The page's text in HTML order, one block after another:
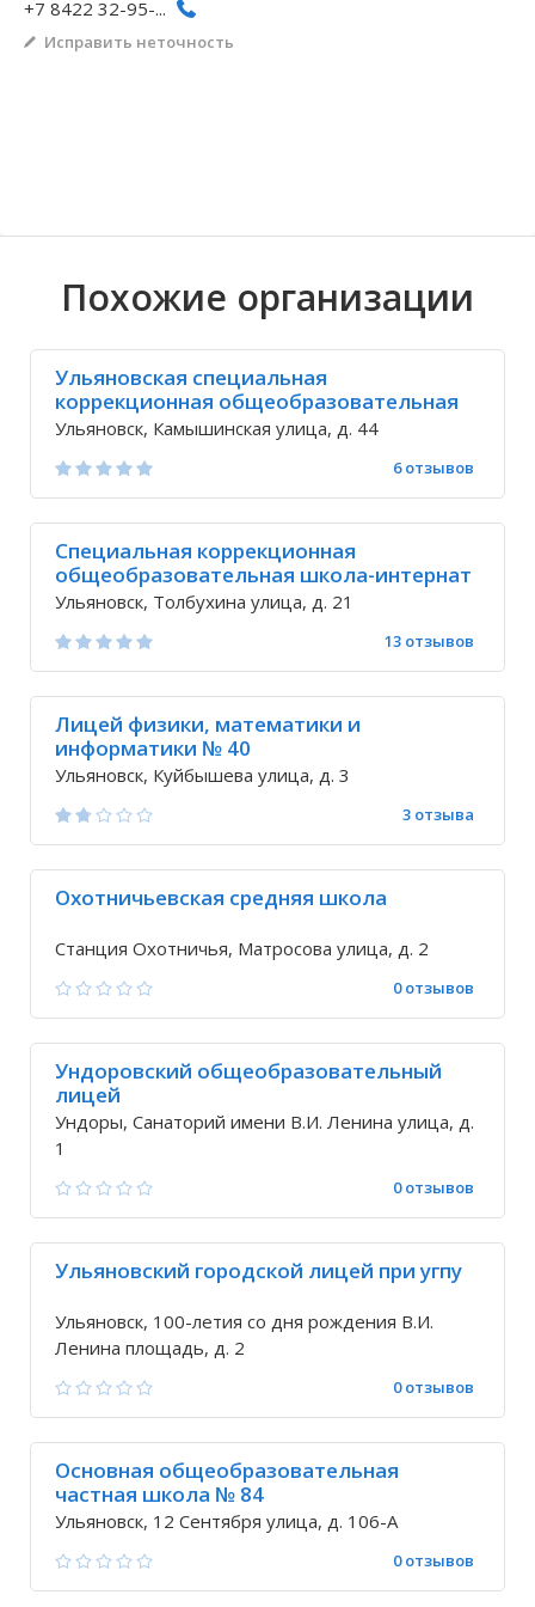
Волгоградская область
Кировоградская область
Восточно-Казахстанская область
Архангельское
+7 8422 32-95-...
Исправить неточность
Похожие организации
Ульяновская специальная
коррекционная общеобразовательная
школа-интернат 3,4 вида
Ульяновск, Камышинская улица, д. 44
6 отзывов
Специальная коррекционная
общеобразовательная школа-интернат
№ 26 для детей с нарушениями v вида
Ульяновск, Толбухина улица, д. 21
13 отзывов
Лицей физики, математики и
информатики № 40
Ульяновск, Куйбышева улица, д. 3
3 отзыва
Охотничьевская средняя школа
Станция Охотничья, Матросова улица, д. 2
0 отзывов
Ундоровский общеобразовательный
лицей
Ундоры, Санаторий имени В.И. Ленина улица, д.
1
0 отзывов
Ульяновский городской лицей при угпу
Ульяновск, 100-летия со дня рождения В.И.
Ленина площадь, д. 2
0 отзывов
Основная общеобразовательная
частная школа № 84
Ульяновск, 12 Сентября улица, д. 106-А
0 отзывов